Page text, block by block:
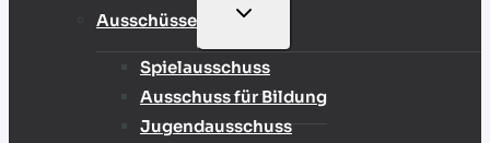
Ausschüsse
UNTERMENÜ
Spielausschuss
Ausschuss für Bildung
Jugendausschuss